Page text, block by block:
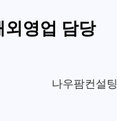
외영업 담당
나우팜컨설팅